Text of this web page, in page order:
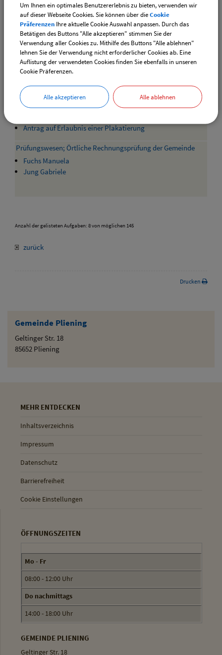
Gemeinde Pliening
Geltinger Str. 18
85652 Pliening
Personalausweis; Sperrung und Entsperrung der Online-
Ausweisfunktion bei Verlust
Fryba Patrizia
Haidn Marlene
Plakate; Informationen über öffentliche Anschläge
Fryba Patrizia
Haidn Marlene
Antrag auf Erlaubnis einer Plakatierung
Prüfungswesen; Örtliche Rechnungsprüfung der Gemeinde
Fuchs Manuela
Jung Gabriele
Anzahl der gelisteten Aufgaben: 8 von möglichen 145
zurück
Drucken
MEHR ENTDECKEN
Inhaltsverzeichnis
Impressum
Datenschutz
Barrierefreiheit
Cookie Einstellungen
ÖFFNUNGSZEITEN
Mo - Fr
08:00 - 12:00 Uhr
Do nachmittags
14:00 - 18:00 Uhr
GEMEINDE PLIENING
Geltinger Str. 18
Um Ihnen ein optimales Benutzererlebnis zu bieten, verwenden wir
auf dieser Webseite Cookies. Sie können über dieCookie
Präferenzen Ihre aktuelle Cookie Auswahl anpassen. Durch das
Betätigen des Buttons "Alle akzeptieren" stimmen Sie der
Verwendung aller Cookies zu. Mithilfe des Buttons "Alle ablehnen"
lehnen Sie der Verwendung nicht erforderlicher Cookies ab. Eine
Auflistung der verwendeten Cookies finden Sie ebenfalls in unseren
Cookie Präferenzen.
Alle akzeptieren Alle ablehnen